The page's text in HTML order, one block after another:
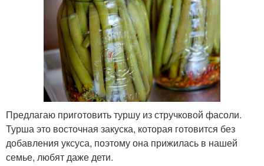
Предлагаю приготовить туршу из стручковой фасоли.
Турша это восточная закуска, которая готовится без
добавления уксуса, поэтому она прижилась в нашей
семье, любят даже дети.